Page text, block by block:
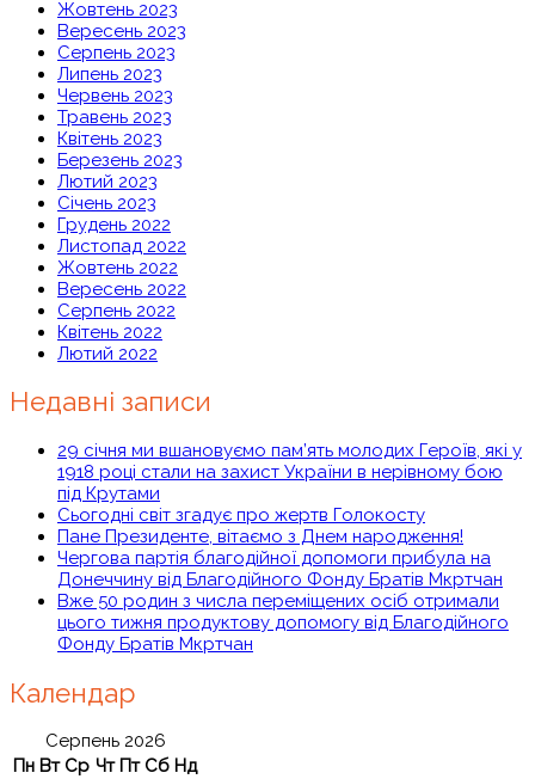
Жовтень 2023
Вересень 2023
Серпень 2023
Липень 2023
Червень 2023
Травень 2023
Квітень 2023
Березень 2023
Лютий 2023
Січень 2023
Грудень 2022
Листопад 2022
Жовтень 2022
Вересень 2022
Серпень 2022
Квітень 2022
Лютий 2022
Недавні записи
29 січня ми вшановуємо пам’ять молодих Героїв, які у
1918 році стали на захист України в нерівному бою
під Крутами
Сьогодні світ згадує про жертв Голокосту
Пане Президенте, вітаємо з Днем народження!
Чергова партія благодійної допомоги прибула на
Донеччину від Благодійного Фонду Братів Мкртчан
Вже 50 родин з числа переміщених осіб отримали
цього тижня продуктову допомогу від Благодійного
Фонду Братів Мкртчан
Календар
Серпень 2026
Пн Вт Ср Чт Пт Сб Нд